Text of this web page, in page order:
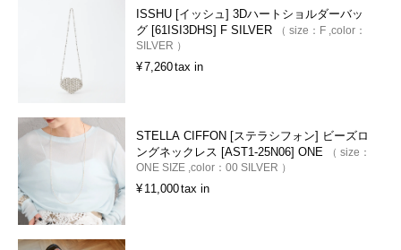
ISSHU [イッシュ] 3Dハートショルダーバッ
グ [61ISI3DHS] F SILVER
size： F color：
SILVER
¥7,260tax in
STELLA CIFFON [ステラシフォン] ビーズロ
ングネックレス [AST1-25N06] ONE
size：
ONE SIZE color： 00 SILVER
¥ 11,000tax in